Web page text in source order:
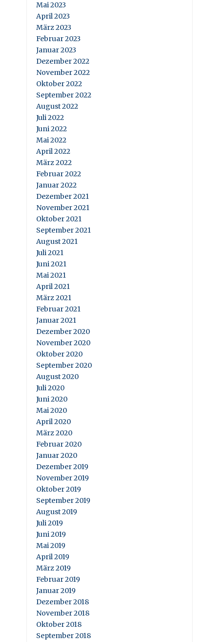
Mai 2023
April 2023
März 2023
Februar 2023
Januar 2023
Dezember 2022
November 2022
Oktober 2022
September 2022
August 2022
Juli 2022
Juni 2022
Mai 2022
April 2022
März 2022
Februar 2022
Januar 2022
Dezember 2021
November 2021
Oktober 2021
September 2021
August 2021
Juli 2021
Juni 2021
Mai 2021
April 2021
März 2021
Februar 2021
Januar 2021
Dezember 2020
November 2020
Oktober 2020
September 2020
August 2020
Juli 2020
Juni 2020
Mai 2020
April 2020
März 2020
Februar 2020
Januar 2020
Dezember 2019
November 2019
Oktober 2019
September 2019
August 2019
Juli 2019
Juni 2019
Mai 2019
April 2019
März 2019
Februar 2019
Januar 2019
Dezember 2018
November 2018
Oktober 2018
September 2018